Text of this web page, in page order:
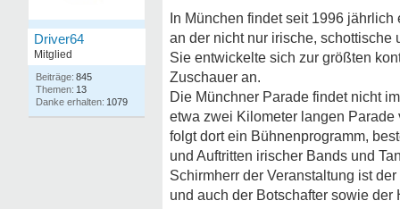
Driver64
Mitglied
845
13
1079
In München findet seit 1996
an der nicht nur irische,
Sie entwickelte sich zur größten
Zuschauer an.
Die Münchner Parade findet nicht
etwa zwei Kilometer langen
folgt dort ein Bühnenprogramm,
und Auftritten irischer Bands und
Schirmherr der Veranstaltung ist
und auch der Botschafter sowie